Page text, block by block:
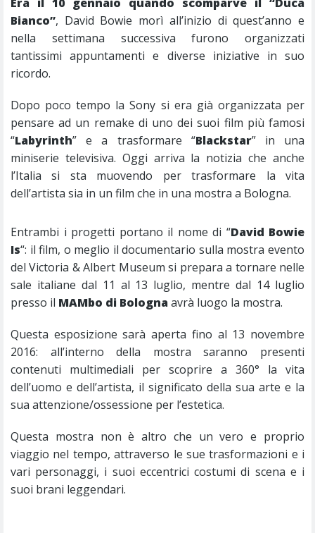
Bianco”, David Bowie morì all’inizio di quest’anno e
nella settimana successiva furono organizzati
tantissimi appuntamenti e diverse iniziative in suo
ricordo.
Dopo poco tempo la Sony si era già organizzata per
pensare ad un remake di uno dei suoi film più famosi
“Labyrinth” e a trasformare “Blackstar” in una
miniserie televisiva. Oggi arriva la notizia che anche
l’Italia si sta muovendo per trasformare la vita
dell’artista sia in un film che in una mostra a Bologna.
Entrambi i progetti portano il nome di “David Bowie
Is“: il film, o meglio il documentario sulla mostra evento
del Victoria & Albert Museum si prepara a tornare nelle
sale italiane dal 11 al 13 luglio, mentre dal 14 luglio
presso il MAMbo di Bolognaavrà luogo la mostra.
Questa esposizione sarà aperta fino al 13 novembre
2016: all’interno della mostra saranno presenti
contenuti multimediali per scoprire a 360° la vita
dell’uomo e dell’artista, il significato della sua arte e la
sua attenzione/ossessione per l’estetica.
Questa mostra non è altro che un vero e proprio
viaggio nel tempo, attraverso le sue trasformazioni e i
vari personaggi, i suoi eccentrici costumi di scena e i
suoi brani leggendari.